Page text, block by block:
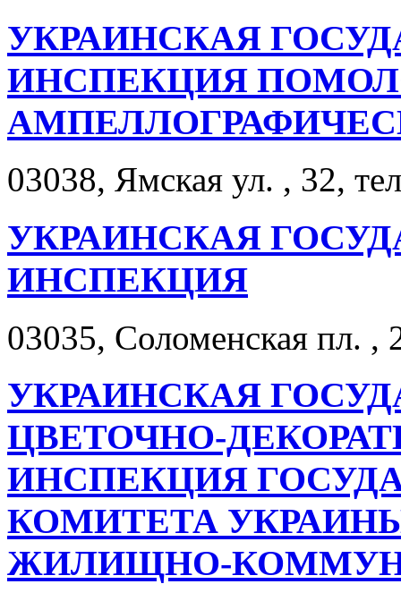
УКРАИНСКАЯ
ИНСПЕКЦИЯ
03038, Ямская ул. , 32,
УКРАИНСКАЯ
ИНСПЕКЦИЯ
03035, Соломенская пл. ,
УКРАИНСКАЯ
ЦВЕТОЧНО-
ИНСПЕКЦИЯ
КОМИТЕТА
ЖИЛИЩНО-